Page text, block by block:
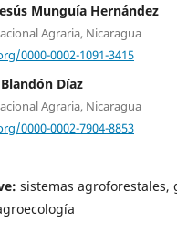
Munguía Hernández
Agraria, Nicaragua
0000-0002-1091-3415
Díaz
Agraria, Nicaragua
0000-0002-7904-8853
sistemas agroforestales,